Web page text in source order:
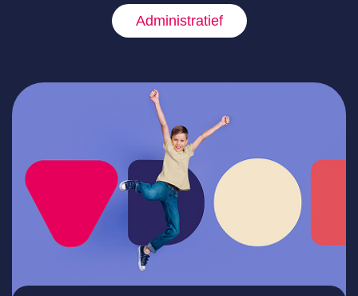
Administratief